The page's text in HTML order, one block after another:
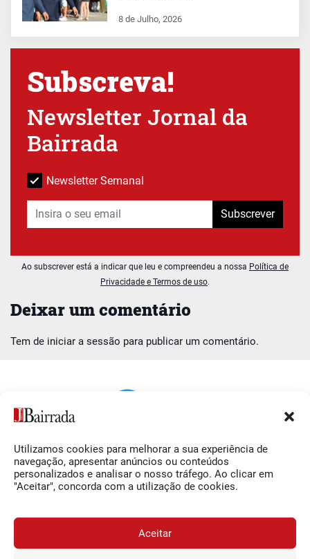
Utilizamos cookies para melhorar a sua experiência de
navegação, apresentar anúncios ou conteúdos
personalizados e analisar o nosso tráfego. Ao clicar em
"Aceitar", concorda com a utilização de cookies.
Aceitar
Deixar um comentário
Tem de iniciar a sessão para publicar um comentário.
8 de Julho, 2026
Subscreva!
Newsletter Jornal da
Bairrada
Newsletter Semanal
Subscrever
Ao subscrever está a indicar que leu e compreendeu a nossa Política de
Privacidade e Termos de uso.
Siga-nos
Facebook
O Jornal da Bairrada
Contactos
Termos e Condições